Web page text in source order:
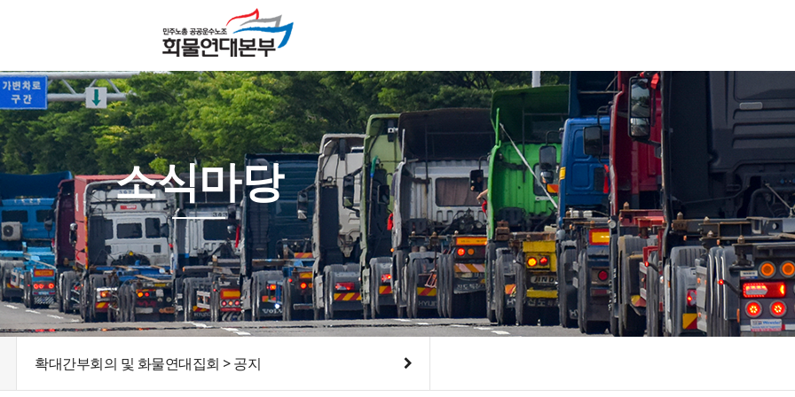
소식마당
확대간부회의 및 화물연대집회 > 공지